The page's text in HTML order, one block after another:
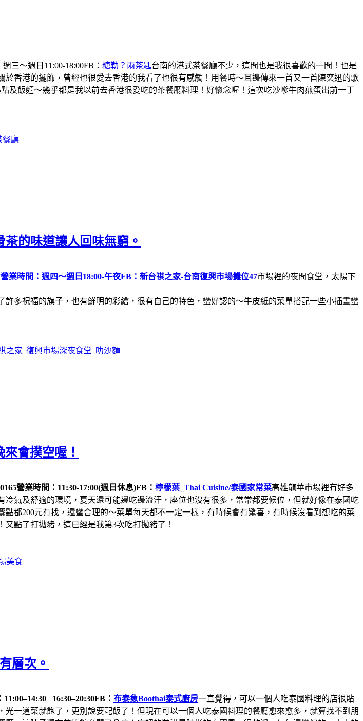
三～週日11:00-18:00FB： 糖勒？兩茶匙台南的港式茶餐廳不少，這間也是我很喜歡的一間！也是
香港的擺飾，曾經也很愛去香港的我看了也很有感觸！用餐時～耳邊傳來一首又一首陳奕迅的歌
及飯麵～幾乎都是我以前去香港很愛吃的茶餐廳料理！好懷念喔！這次吃沙嗲牛肉煎蛋出前一丁
餐廳
的味道讓人回味無窮。
營業時間：週四～週日18:00-午夜FB： 新台祺之家-台南復興市場攤位47市場裡的夜間食堂，太陽下
多祝福的旗子，也有鮮明的彩繪，很有自己的特色，蠻好認的～牛皮紙的菜單搭配一些小插畫蠻
之家 復興市場深夜食堂 叻沙麵
會撲空喔！
營業時間：11:30-17:00(週日休息)FB： 檸檬葉_Thai Cuisine/泰國家常菜高雄龍華市場裡有好多
氣及舒適的環境，夏天還可能邊吃邊流汗，座位也沒有很多，常常都要候位，但就好像在泰國吃
都200元有找，還蠻合理的～菜單每天都不一定一樣，有時候會有驚喜，有時候沒看到想吃的菜
點了打拋豬，這已經是我第3次吃打拋豬了！
美食
層次。
11:00–14:30 16:30–20:30FB： 布泰象Boothai泰式廚房一直覺得，可以一個人吃泰國料理的店很貼
一道菜就飽了，更別說要配飯了！但現在可以一個人吃泰國料理的餐廳愈來愈多，就算找不到朋